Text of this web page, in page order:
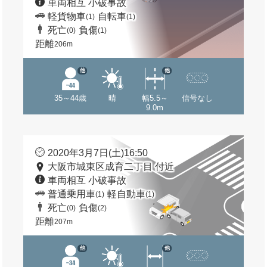
車両相互 小破事故
軽貨物車(1) 自転車(1)
死亡(0) 負傷(1)
距離206m
35～44歳
他
晴
幅5.5～
9.0m
他
信号なし
2020年3月7日(土)16:50
大阪市城東区成育二丁目 付近
車両相互 小破事故
普通乗用車(1) 軽自動車(1)
死亡(0) 負傷(2)
距離207m
他 他